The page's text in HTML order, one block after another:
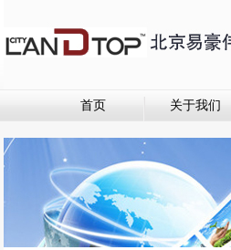
首页 关于我们